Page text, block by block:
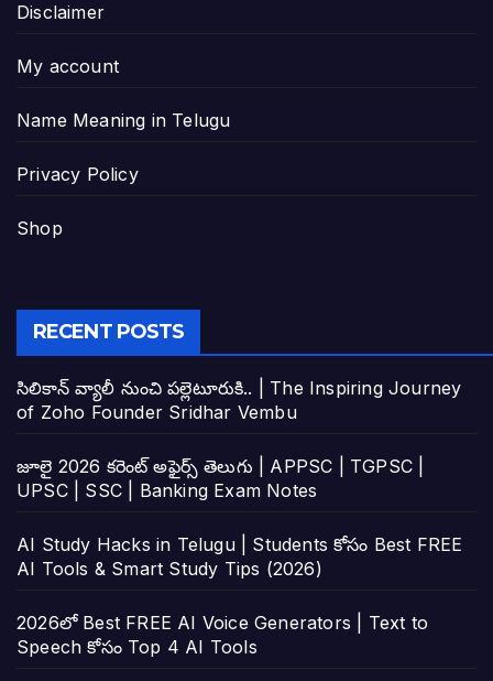
Disclaimer
My account
Name Meaning in Telugu
Privacy Policy
Shop
RECENT POSTS
సిలికాన్ వ్యాలీ నుంచి పల్లెటూరుకి.. | The Inspiring Journey
of Zoho Founder Sridhar Vembu
జూలై 2026 కరెంట్ అఫైర్స్ తెలుగు | APPSC | TGPSC |
UPSC | SSC | Banking Exam Notes
AI Study Hacks in Telugu | Students కోసం Best FREE
AI Tools & Smart Study Tips (2026)
2026లో Best FREE AI Voice Generators | Text to
Speech కోసం Top 4 AI Tools